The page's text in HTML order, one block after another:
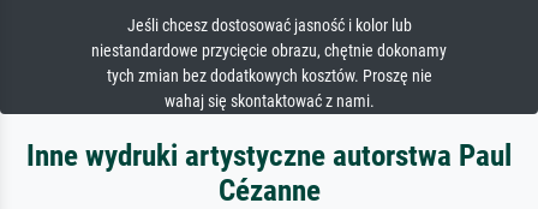
Jeśli chcesz dostosować jasność i kolor lub
niestandardowe przycięcie obrazu, chętnie dokonamy
tych zmian bez dodatkowych kosztów. Proszę nie
wahaj się skontaktować z nami.
Inne wydruki artystyczne autorstwa Paul
Cézanne